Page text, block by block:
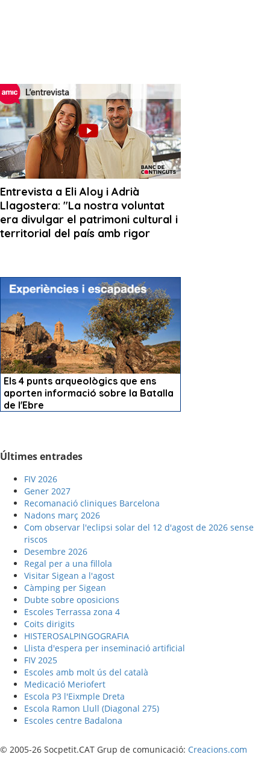
Últimes entrades
FIV 2026
Gener 2027
Recomanació cliniques Barcelona
Nadons març 2026
Com observar l'eclipsi solar del 12 d'agost de 2026 sense
riscos
Desembre 2026
Regal per a una fillola
Visitar Sigean a l'agost
Càmping per Sigean
Dubte sobre oposicions
Escoles Terrassa zona 4
Coits dirigits
HISTEROSALPINGOGRAFIA
Llista d'espera per inseminació artificial
FIV 2025
Escoles amb molt ús del català
Medicació Meriofert
Escola P3 l'Eixmple Dreta
Escola Ramon Llull (Diagonal 275)
Escoles centre Badalona
© 2005-26 Socpetit.CAT Grup de comunicació: Creacions.com